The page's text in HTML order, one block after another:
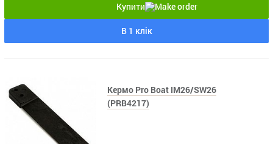
Купити
В 1 клік
Кермо Pro Boat IM26/SW26
(PRB4217)